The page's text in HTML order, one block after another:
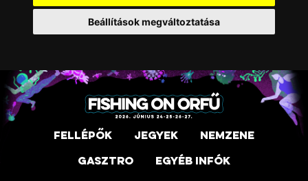
Beállítások megváltoztatása
Fellépők Jegyek Nemzene
Gasztro Egyéb infók